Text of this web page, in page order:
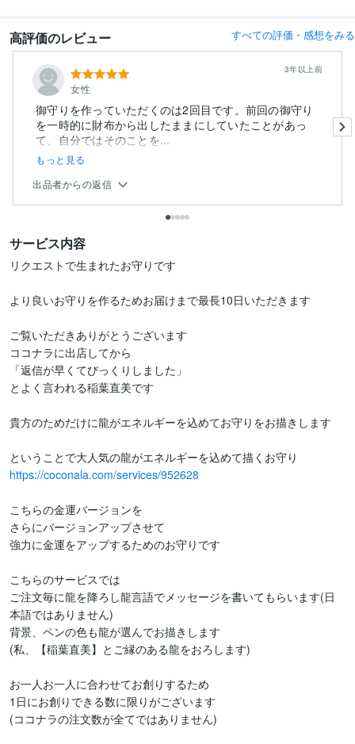
高評価のレビュー すべての評価・感想をみる
女性
3年以上前
御守りを作っていただくのは2回目です。前回の御守り
を一時的に財布から出したままにしていたことがあっ
て、自分ではそのことを...
もっと見る
出品者からの返信
サービス内容
リクエストで生まれたお守りです
より良いお守りを作るためお届けまで最長10日いただきます
ご覧いただきありがとうございます
ココナラに出店してから
「返信が早くてびっくりしました」
とよく言われる稲葉直美です
貴方のためだけに龍がエネルギーを込めてお守りをお描きします
https://coconala.com/services/952628
こちらの金運バージョンを
さらにバージョンアップさせて
強力に金運をアップするためのお守りです
こちらのサービスでは
ご注文毎に龍を降ろし龍言語でメッセージを書いてもらいます(日
本語ではありません)
背景、ペンの色も龍が選んでお描きします
(私、【稲葉直美】とご縁のある龍をおろします)
お一人お一人に合わせてお創りするため
1日にお創りできる数に限りがございます
(ココナラの注文数が全てではありません)